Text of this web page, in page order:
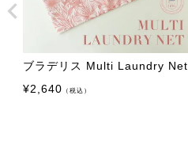
ブラデリス Multi Laundry Net
¥2,640 （税込）